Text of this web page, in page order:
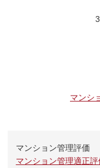
マンシ
マンション管理評価
マンション管理適正